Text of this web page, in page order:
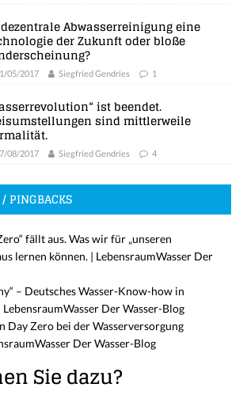
Abwasserreinigung eine
der Zukunft oder bloße
05/2017 Siegfried Gendries 1
ist beendet.
sind mittlerweile
08/2017 Siegfried Gendries 4
PINGBACKS
fällt aus. Was wir für „unseren
lernen können. | LebensraumWasser Der
– Deutsches Wasser-Know-how in
Der Wasser-Blog
Day Zero bei der Wasserversorgung
Der Wasser-Blog
Sie dazu?